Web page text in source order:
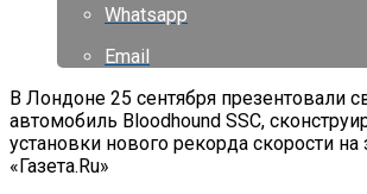
Whatsapp
Email
В Лондоне 25 сентября презентовали
автомобиль Bloodhound SSC,
установки нового рекорда скорости
«Газета.Ru»